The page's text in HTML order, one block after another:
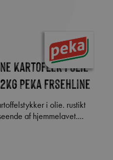
Kartofler i olie
Peka Frsehline
af hjemmelavet....